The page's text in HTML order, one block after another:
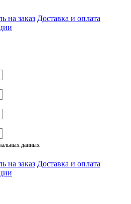
на заказ Доставка и оплата
данных
на заказ Доставка и оплата